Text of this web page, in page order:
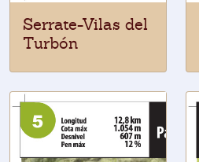
Serrate-Vilas del
Turbón